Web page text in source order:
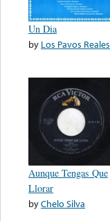
Un Dia
by Los Pavos Reales
Aunque Tengas Que
Llorar
byChelo Silva